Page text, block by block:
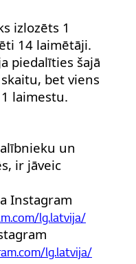
izlozēts 1
14 laimētāji.
piedalīties šajā
bet viens
laimestu.
un
ir jāveic
Instagram
lg.latvija/
lg.latvija/